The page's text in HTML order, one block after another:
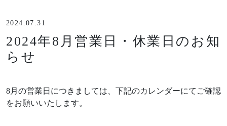
なぎの家について
Spec
性能と機能美
Resilience
レジリエンス住宅
2024.07.31
2024年8月営業日・休業日のお知
らせ
8月の営業日につきましては、下記のカレンダーにてご確認
をお願いいたします。